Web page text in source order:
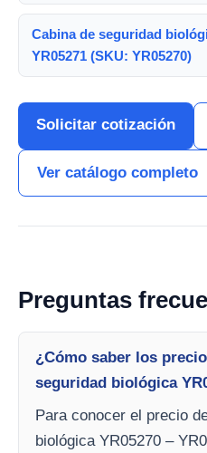
Cabina de seguridad
YR05271 (SKU: YR05270)
Solicitar cotización
Ver catálogo completo
Preguntas
¿Cómo saber los
seguridad biológica
Para conocer el precio
biológica YR05270 –